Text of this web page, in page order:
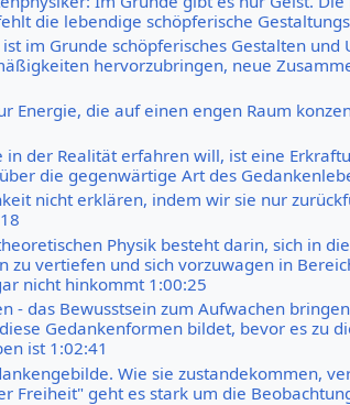
die lebendige schöpferische
ist im Grunde schöpferisches Gestalten und
hervorzubringen, neue
Energie, die auf einen engen Raum
in der Realität erfahren will, ist eine
die gegenwärtige Art des
nicht erklären, indem wir sie nur
Physik besteht darin, sich in
zu vertiefen und sich vorzuwagen in
nicht hinkommt 1:00:25
- das Bewusstsein zum Aufwachen
Gedankenformen bildet, bevor es zu
ist 1:02:41
Wie sie zustandekommen,
Freiheit" geht es stark um die